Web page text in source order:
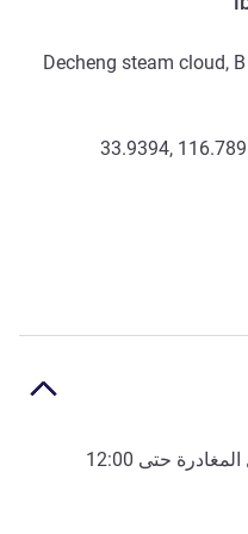
Decheng steam cloud,
33.9394, 116.789
حتى 12:00